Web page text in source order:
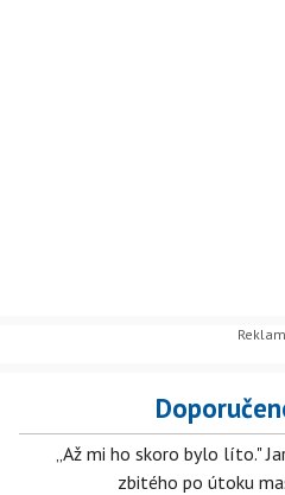
„Až mi ho skoro bylo líto."
zbitého po útoku